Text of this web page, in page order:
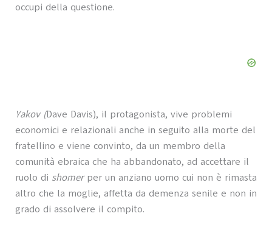
occupi della questione.
Yakov (Dave Davis), il protagonista, vive problemi
economici e relazionali anche in seguito alla morte del
fratellino e viene convinto, da un membro della
comunità ebraica che ha abbandonato, ad accettare il
ruolo di shomerper un anziano uomo cui non è rimasta
altro che la moglie, affetta da demenza senile e non in
grado di assolvere il compito.